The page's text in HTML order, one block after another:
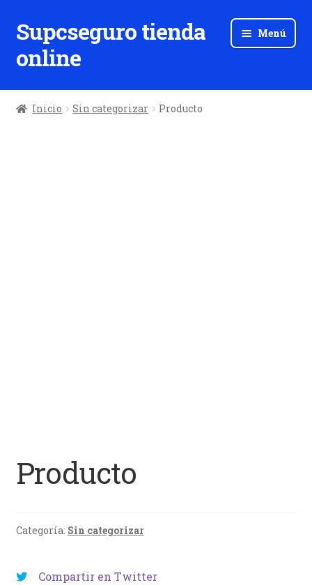
Ir
a
la
Ir
al
contenido
Supcseguro tienda
online
Menú
Inicio Sin categorizar Producto
Producto
Categoría: Sin categorizar
Compartir en Twitter